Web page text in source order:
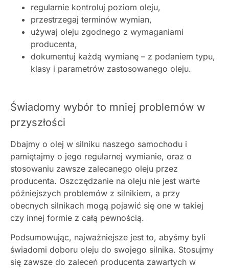
regularnie kontroluj poziom oleju,
przestrzegaj terminów wymian,
używaj oleju zgodnego z wymaganiami
producenta,
dokumentuj każdą wymianę – z podaniem typu,
klasy i parametrów zastosowanego oleju.
Świadomy wybór to mniej problemów w
przyszłości
Dbajmy o olej w silniku naszego samochodu i
pamiętajmy o jego regularnej wymianie, oraz o
stosowaniu zawsze zalecanego oleju przez
producenta. Oszczędzanie na oleju nie jest warte
późniejszych problemów z silnikiem, a przy
obecnych silnikach mogą pojawić się one w takiej
czy innej formie z całą pewnością.
Podsumowując, najważniejsze jest to, abyśmy byli
świadomi doboru oleju do swojego silnika. Stosujmy
się zawsze do zaleceń producenta zawartych w